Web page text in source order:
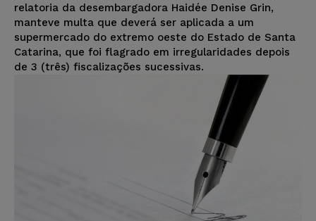
relatoria da desembargadora Haidée Denise Grin,
manteve multa que deverá ser aplicada a um
supermercado do extremo oeste do Estado de Santa
Catarina, que foi flagrado em irregularidades depois
de 3 (três) fiscalizações sucessivas.